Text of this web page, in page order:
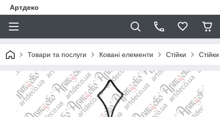
Артдеко
Товари та послуги Ковані елементи Стійки